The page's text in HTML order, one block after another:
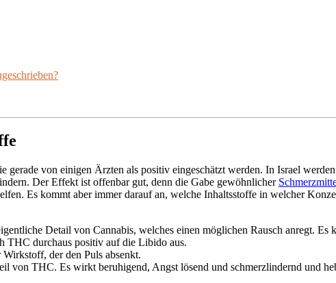
gerade von einigen Ärzten als positiv eingeschätzt werden. In Israel
Der Effekt ist offenbar gut, denn die Gabe gewöhnlicher
Es kommt aber immer darauf an, welche Inhaltsstoffe in welcher
Detail von Cannabis, welches einen möglichen Rausch anregt. Es
THC durchaus positiv auf die Libido aus.
der den Puls absenkt.
von THC. Es wirkt beruhigend, Angst lösend und schmerzlindernd und